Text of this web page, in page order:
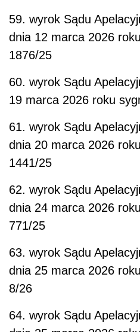
59. wyrok Sądu
dnia 12 marca 2026
1876/25
60. wyrok Sądu
19 marca 2026 roku
61. wyrok Sądu
dnia 20 marca 2026
1441/25
62. wyrok Sądu
dnia 24 marca 2026
771/25
63. wyrok Sądu
dnia 25 marca 2026
8/26
64. wyrok Sądu